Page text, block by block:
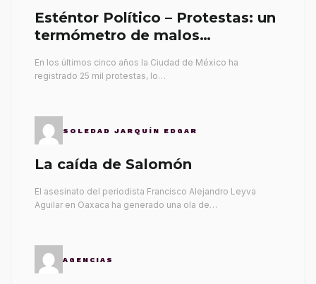
Esténtor Político – Protestas: un
termómetro de malos
En los últimos cinco años la Ciudad de México ha
registrado 25 mil protestas, lo…
SOLEDAD JARQUÍN EDGAR
La caída de Salomón
El asesinato del periodista Francisco Alejandro Leyva
Aguilar en Oaxaca ha generado una ola de…
AGENCIAS